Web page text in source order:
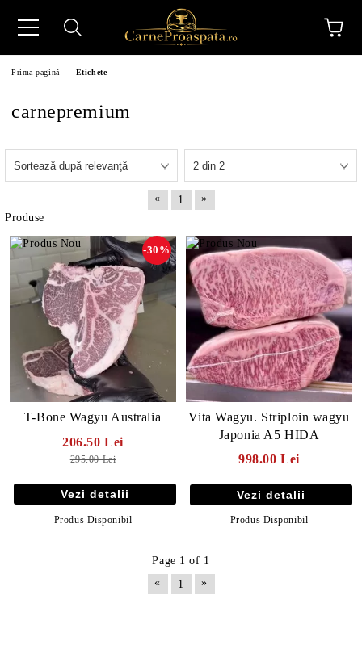
Prima pagină Etichete
carnepremium
« 1
»
Produse
T-Bone Wagyu Australia
-30%
206.50 Lei
295.00 Lei
Vezi detalii
Produs Disponibil
Vita Wagyu. Striploin wagyu
Japonia A5 HIDA
998.00 Lei
Vezi detalii
Produs Disponibil
Page 1 of 1
«
1 »